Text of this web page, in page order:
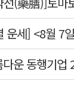
운 동행기업